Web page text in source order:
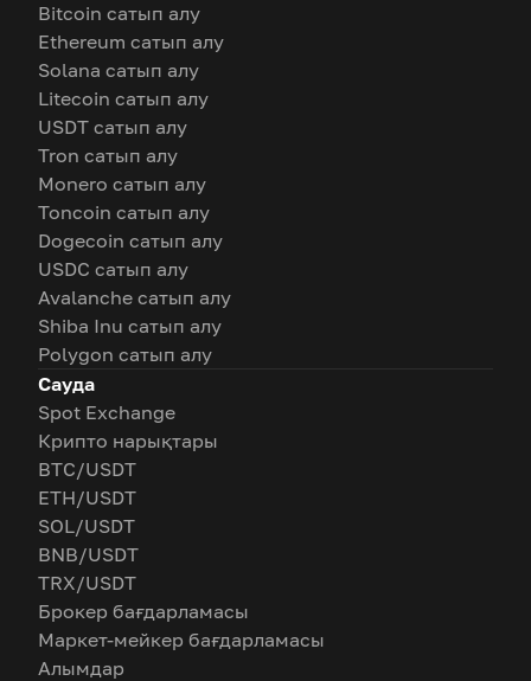
Bitcoin сатып алу
Ethereum сатып алу
Solana сатып алу
Litecoin сатып алу
USDT сатып алу
Tron сатып алу
Monero сатып алу
Toncoin сатып алу
Dogecoin сатып алу
USDC сатып алу
Avalanche сатып алу
Shiba Inu сатып алу
Polygon сатып алу
Сауда
Spot Exchange
Крипто нарықтары
BTC/USDT
ETH/USDT
SOL/USDT
BNB/USDT
TRX/USDT
Брокер бағдарламасы
Маркет-мейкер бағдарламасы
Алымдар